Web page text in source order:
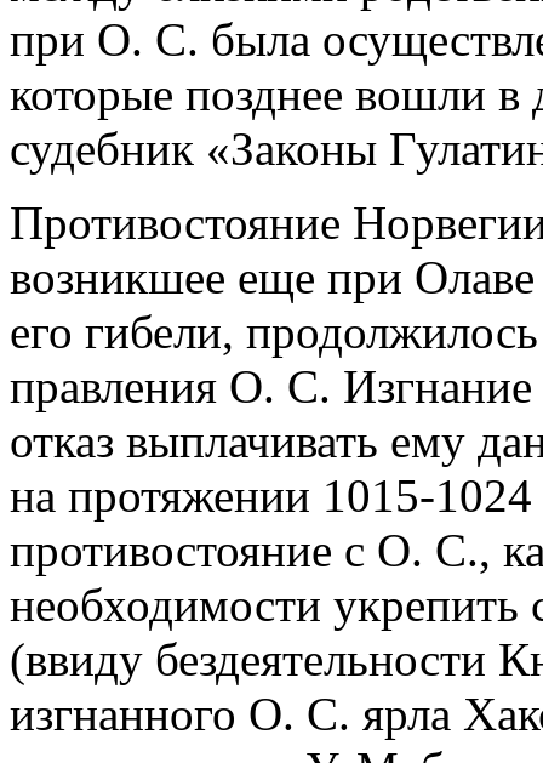
при О. С. была
которые позднее вошли
судебник «Законы
Противостояние
возникшее еще при
его гибели,
правления О. С.
отказ выплачивать ему
на протяжении 1015-1024
противостояние с О. С.,
необходимости
(ввиду бездеятельности
изгнанного О. С. ярла